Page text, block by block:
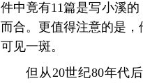
件中竟有11篇是写小溪的
而合。更值得注意的是，
可见一斑。
但从20世纪80年代